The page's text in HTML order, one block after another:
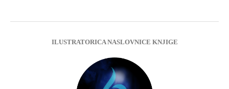
ILUSTRATORICA NASLOVNICE KNJIGE